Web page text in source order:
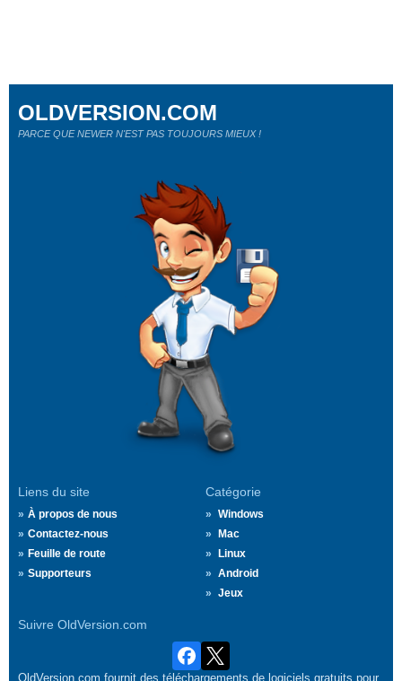
Liens du site
À propos de nous
Contactez-nous
Feuille de route
Supporteurs
Catégorie
Windows
Mac
Linux
Android
Jeux
Suivre OldVersion.com
OLDVERSION.COM
PARCE QUE NEWER N'EST PAS TOUJOURS MIEUX !
OldVersion.com fournit des téléchargements de logiciels gratuits pour